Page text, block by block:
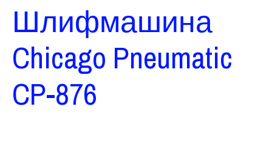
Шлифмашина
Chicago Pneumatic
CP-876